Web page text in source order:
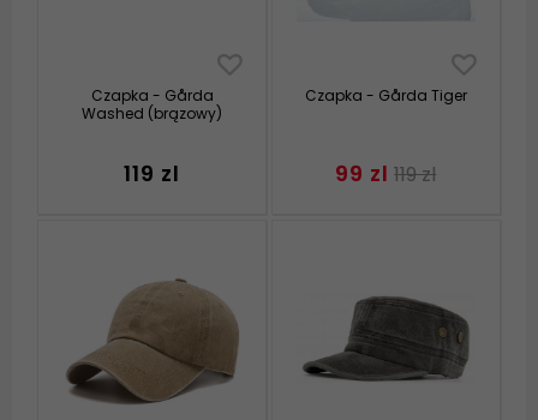
Czapka - Gårda
Washed (brązowy)
119 zl
Czapka - Gårda Tiger
99 zl 119 zl